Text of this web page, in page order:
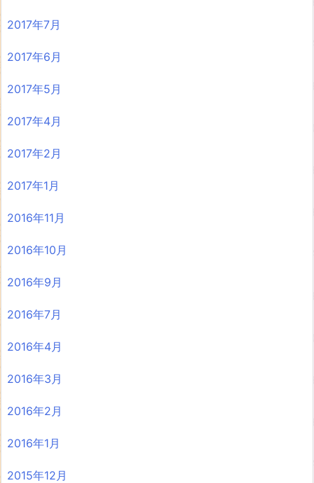
2017年7月
2017年6月
2017年5月
2017年4月
2017年2月
2017年1月
2016年11月
2016年10月
2016年9月
2016年7月
2016年4月
2016年3月
2016年2月
2016年1月
2015年12月